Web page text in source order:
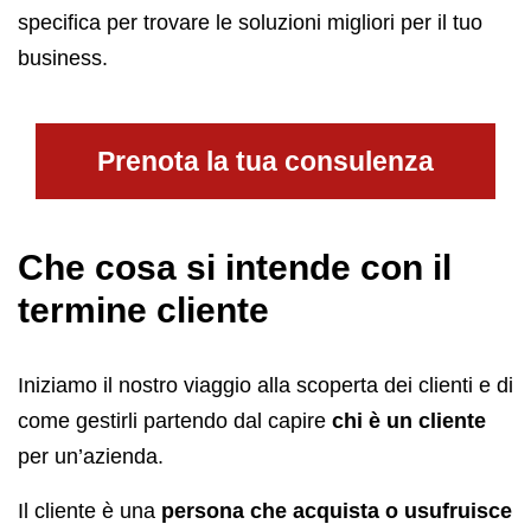
specifica per trovare le soluzioni migliori per il tuo
business.
Prenota la tua consulenza
Che cosa si intende con il
termine cliente
Iniziamo il nostro viaggio alla scoperta dei clienti e di
come gestirli partendo dal capire chi è un cliente
per un’azienda.
Il cliente è una persona che acquista o usufruisce